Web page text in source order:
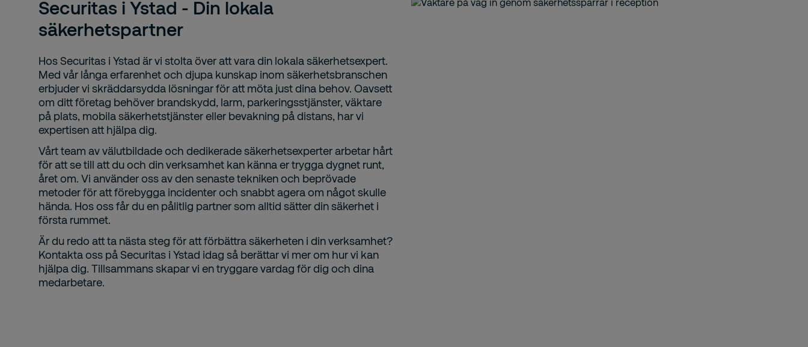
Securitas i Ystad - Din lokala
säkerhetspartner
Hos Securitas i Ystad är vi stolta över att vara din lokala säkerhetsexpert.
Med vår långa erfarenhet och djupa kunskap inom säkerhetsbranschen
erbjuder vi skräddarsydda lösningar för att möta just dina behov. Oavsett
om ditt företag behöver brandskydd, larm, parkeringsstjänster, väktare
på plats, mobila säkerhetstjänster eller bevakning på distans, har vi
expertisen att hjälpa dig.
Vårt team av välutbildade och dedikerade säkerhetsexperter arbetar hårt
för att se till att du och din verksamhet kan känna er trygga dygnet runt,
året om. Vi använder oss av den senaste tekniken och beprövade
metoder för att förebygga incidenter och snabbt agera om något skulle
hända. Hos oss får du en pålitlig partner som alltid sätter din säkerhet i
första rummet.
Är du redo att ta nästa steg för att förbättra säkerheten i din verksamhet?
Kontakta oss på Securitas i Ystad idag så berättar vi mer om hur vi kan
hjälpa dig. Tillsammans skapar vi en tryggare vardag för dig och dina
medarbetare.